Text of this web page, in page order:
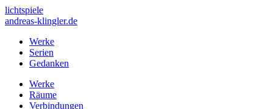
lichtspiele
andreas-klingler.de
Werke
Serien
Gedanken
Werke
Räume
Verbindungen